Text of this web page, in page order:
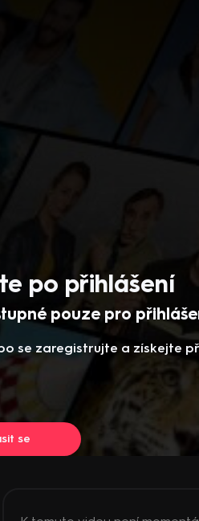
pouze pro
po přihlášení
se zaregistrujte a získejte
se